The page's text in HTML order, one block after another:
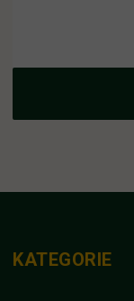
KATEGORIE